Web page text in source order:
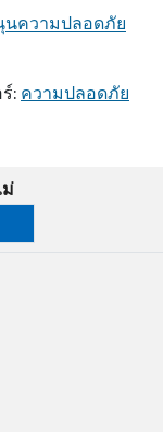
นความปลอดภัย
: ความปลอดภัย